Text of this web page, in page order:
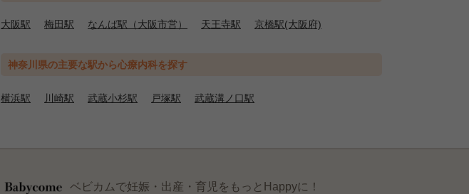
大阪駅 梅田駅 なんば駅（大阪市営） 天王寺駅 京橋駅(大阪府)
神奈川県の主要な駅から心療内科を探す
横浜駅 川崎駅 武蔵小杉駅 戸塚駅 武蔵溝ノ口駅
ベビカムで妊娠・出産・育児をもっとHappyに！